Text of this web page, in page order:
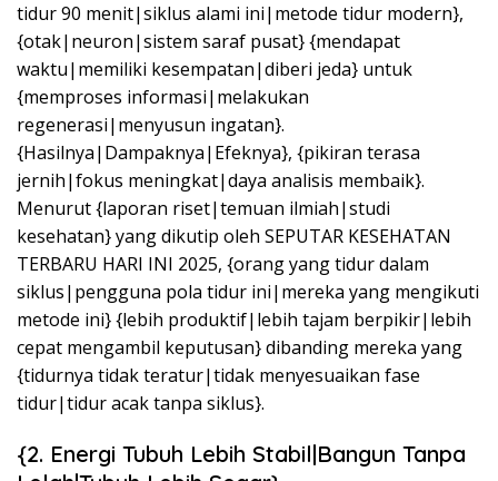
tidur 90 menit|siklus alami ini|metode tidur modern},
{otak|neuron|sistem saraf pusat} {mendapat
waktu|memiliki kesempatan|diberi jeda} untuk
{memproses informasi|melakukan
regenerasi|menyusun ingatan}.
{Hasilnya|Dampaknya|Efeknya}, {pikiran terasa
jernih|fokus meningkat|daya analisis membaik}.
Menurut {laporan riset|temuan ilmiah|studi
kesehatan} yang dikutip oleh SEPUTAR KESEHATAN
TERBARU HARI INI 2025, {orang yang tidur dalam
siklus|pengguna pola tidur ini|mereka yang mengikuti
metode ini} {lebih produktif|lebih tajam berpikir|lebih
cepat mengambil keputusan} dibanding mereka yang
{tidurnya tidak teratur|tidak menyesuaikan fase
tidur|tidur acak tanpa siklus}.
{2. Energi Tubuh Lebih Stabil|Bangun Tanpa